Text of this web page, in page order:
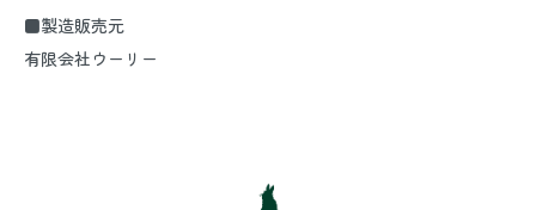
■製造販売元
有限会社ウーリー